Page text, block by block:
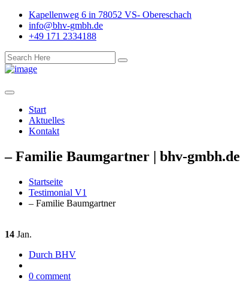
Kapellenweg 6 in 78052 VS- Obereschach
info@bhv-gmbh.de
+49 171 2334188
Start
Aktuelles
Kontakt
– Familie Baumgartner | bhv-gmbh.de
Startseite
Testimonial V1
– Familie Baumgartner
14 Jan.
Durch BHV
0 comment